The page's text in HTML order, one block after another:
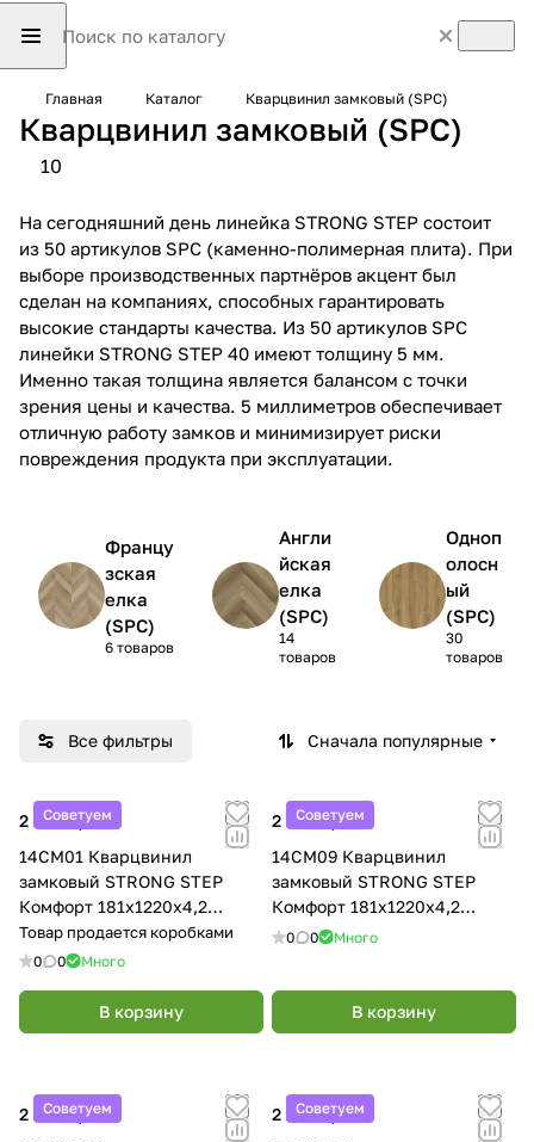
Главная Каталог Кварцвинил замковый (SPC)
Кварцвинил замковый (SPC)
10
На сегодняшний день линейка STRONG STEP состоит
из 50 артикулов SPC (каменно-полимерная плита). При
выборе производственных партнёров акцент был
сделан на компаниях, способных гарантировать
высокие стандарты качества. Из 50 артикулов SPC
линейки STRONG STEP 40 имеют толщину 5 мм.
Именно такая толщина является балансом с точки
зрения цены и качества. 5 миллиметров обеспечивает
отличную работу замков и минимизирует риски
повреждения продукта при эксплуатации.
Францу
зская
елка
(SPC)
6 товаров
Англи
йская
елка
(SPC)
14
товаров
Одноп
олосн
ый
(SPC)
30
товаров
Все фильтры Сначала популярные
Советуем
2 290 ₽/м²
14CM01 Кварцвинил
замковый STRONG STEP
Комфорт 181x1220x4,2
Коньяк
Товар продается коробками
0 0 Много
В корзину
Советуем
2 290 ₽/м²
14CM09 Кварцвинил
замковый STRONG STEP
Комфорт 181x1220x4,2
Тоскана
0 0 Много
В корзину
Советуем
2 290 ₽/м²
Советуем
2 290 ₽/м²